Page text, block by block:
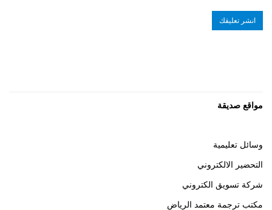
مواقع صديقة
وسائل تعليمية
التحضير الالكتروني
شركة تسويق الكتروني
مكتب ترجمة معتمد الرياض